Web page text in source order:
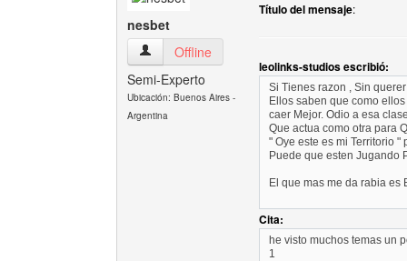
nesbet
nesbet Ver perfil del usuario
Offline
Semi-Experto
Ubicación: Buenos Aires -
Argentina
Título del mensaje:
leolinks-studios escribió:
Si Tienes razon , Sin
Ellos saben que como
caer Mejor. Odio a esa
Que actua como otra para
" Oye este es mi Territorio
Puede que esten Jugando
El que mas me da rabia es
Cita:
he visto muchos temas un
1